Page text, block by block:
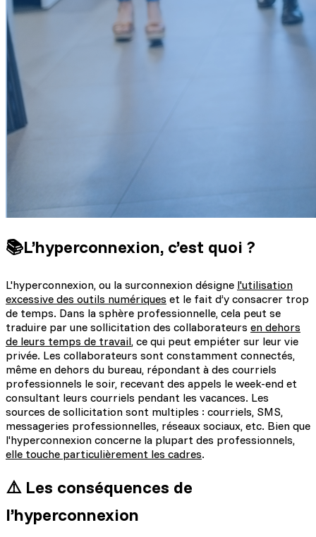
📚L’hyperconnexion, c’est quoi ?
L'hyperconnexion, ou la surconnexion désigne l'utilisation
excessive des outils numériques et le fait d’y consacrer trop
de temps. Dans la sphère professionnelle, cela peut se
traduire par une sollicitation des collaborateurs en dehors
de leurs temps de travail, ce qui peut empiéter sur leur vie
privée. Les collaborateurs sont constamment connectés,
même en dehors du bureau, répondant à des courriels
professionnels le soir, recevant des appels le week-end et
consultant leurs courriels pendant les vacances. Les
sources de sollicitation sont multiples : courriels, SMS,
messageries professionnelles, réseaux sociaux, etc. Bien que
l'hyperconnexion concerne la plupart des professionnels,
elle touche particulièrement les cadres.
⚠️ Les conséquences de
l’hyperconnexion